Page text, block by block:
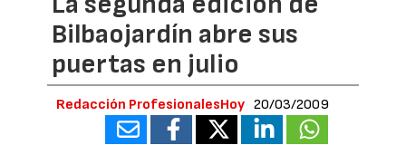
Bilbaojardín abre sus
puertas en julio
Redacción ProfesionalesHoy 20/03/2009